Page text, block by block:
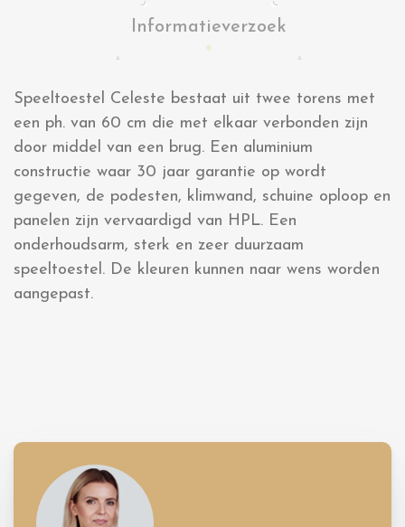
Informatieverzoek
Speeltoestel Celeste bestaat uit twee torens met
een ph. van 60 cm die met elkaar verbonden zijn
door middel van een brug. Een aluminium
constructie waar 30 jaar garantie op wordt
gegeven, de podesten, klimwand, schuine oploop en
panelen zijn vervaardigd van HPL. Een
onderhoudsarm, sterk en zeer duurzaam
speeltoestel. De kleuren kunnen naar wens worden
aangepast.